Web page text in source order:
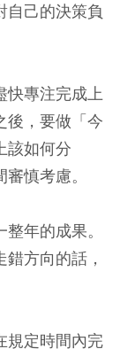
自己的決策負
快專注完成上
後，要做「今
該如何分
慎考慮。
年的成果。
方向的話，
規定時間內完